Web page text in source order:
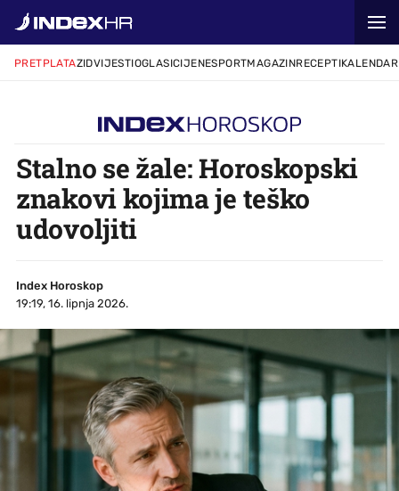
PRETPLATAZIDVIJESTIOGLASICIJENESPORTMAGAZINRECEPTIKALENDAR
Stalno se žale: Horoskopski
znakovi kojima je teško
udovoljiti
Index Horoskop
19:19, 16. lipnja 2026.